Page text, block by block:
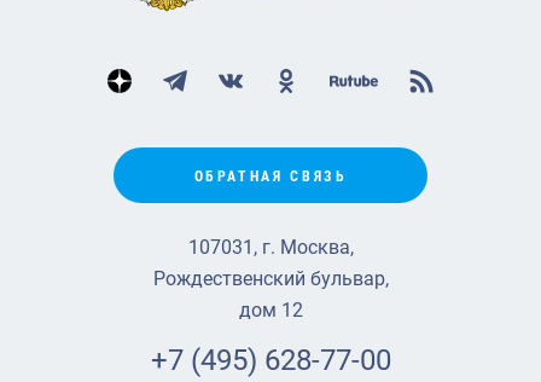
ОБРАТНАЯ СВЯЗЬ
107031, г. Москва,
Рождественский бульвар,
дом 12
+7 (495) 628-77-00